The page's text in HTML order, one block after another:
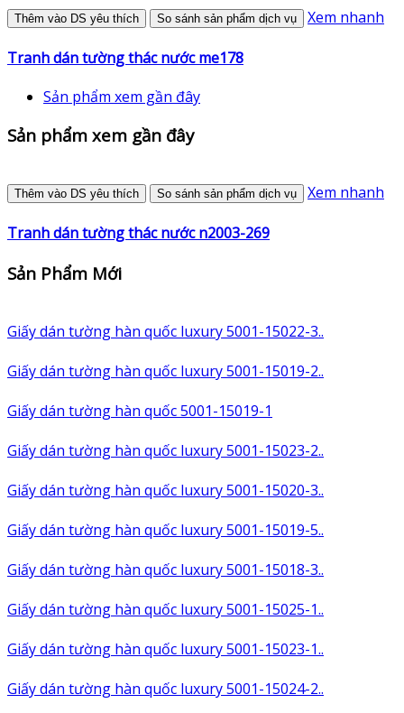
Thêm vào DS yêu thích So sánh sản phẩm dịch vụ Xem nhanh
Tranh dán tường thác nước me178
Sản phẩm xem gần đây
Sản phẩm xem gần đây
Thêm vào DS yêu thích So sánh sản phẩm dịch vụ Xem nhanh
Tranh dán tường thác nước n2003-269
Sản Phẩm Mới
Giấy dán tường hàn quốc luxury 5001-15022-3..
Giấy dán tường hàn quốc luxury 5001-15019-2..
Giấy dán tường hàn quốc 5001-15019-1
Giấy dán tường hàn quốc luxury 5001-15023-2..
Giấy dán tường hàn quốc luxury 5001-15020-3..
Giấy dán tường hàn quốc luxury 5001-15019-5..
Giấy dán tường hàn quốc luxury 5001-15018-3..
Giấy dán tường hàn quốc luxury 5001-15025-1..
Giấy dán tường hàn quốc luxury 5001-15023-1..
Giấy dán tường hàn quốc luxury 5001-15024-2..